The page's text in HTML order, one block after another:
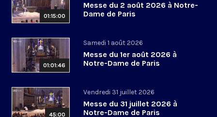
01:15:00
Messe du 2 août 2026 à Notre-
Dame de Paris
01:01:46
Samedi 1 août 2026
Messe du 1er août 2026 à
Notre-Dame de Paris
45:00
Vendredi 31 juillet 2026
Messe du 31 juillet 2026 à
Notre-Dame de Paris